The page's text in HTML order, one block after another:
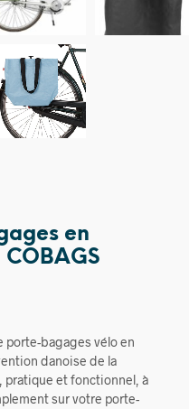
en
porte-bagages vélo en
danoise de la
pratique et fonctionnel, à
sur votre porte-